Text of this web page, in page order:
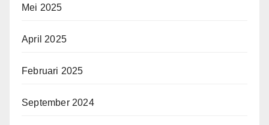
Mei 2025
April 2025
Februari 2025
September 2024